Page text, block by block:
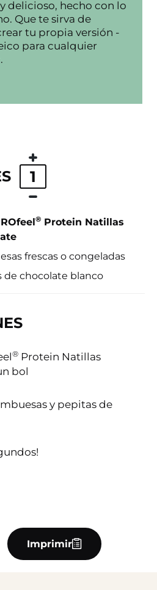
delicioso, hecho con lo
Que te sirva de
tu propia versión -
para cualquier
1
® Protein Natillas
frescas o congeladas
de chocolate blanco
® Protein Natillas
bol
y pepitas de
Imprimir